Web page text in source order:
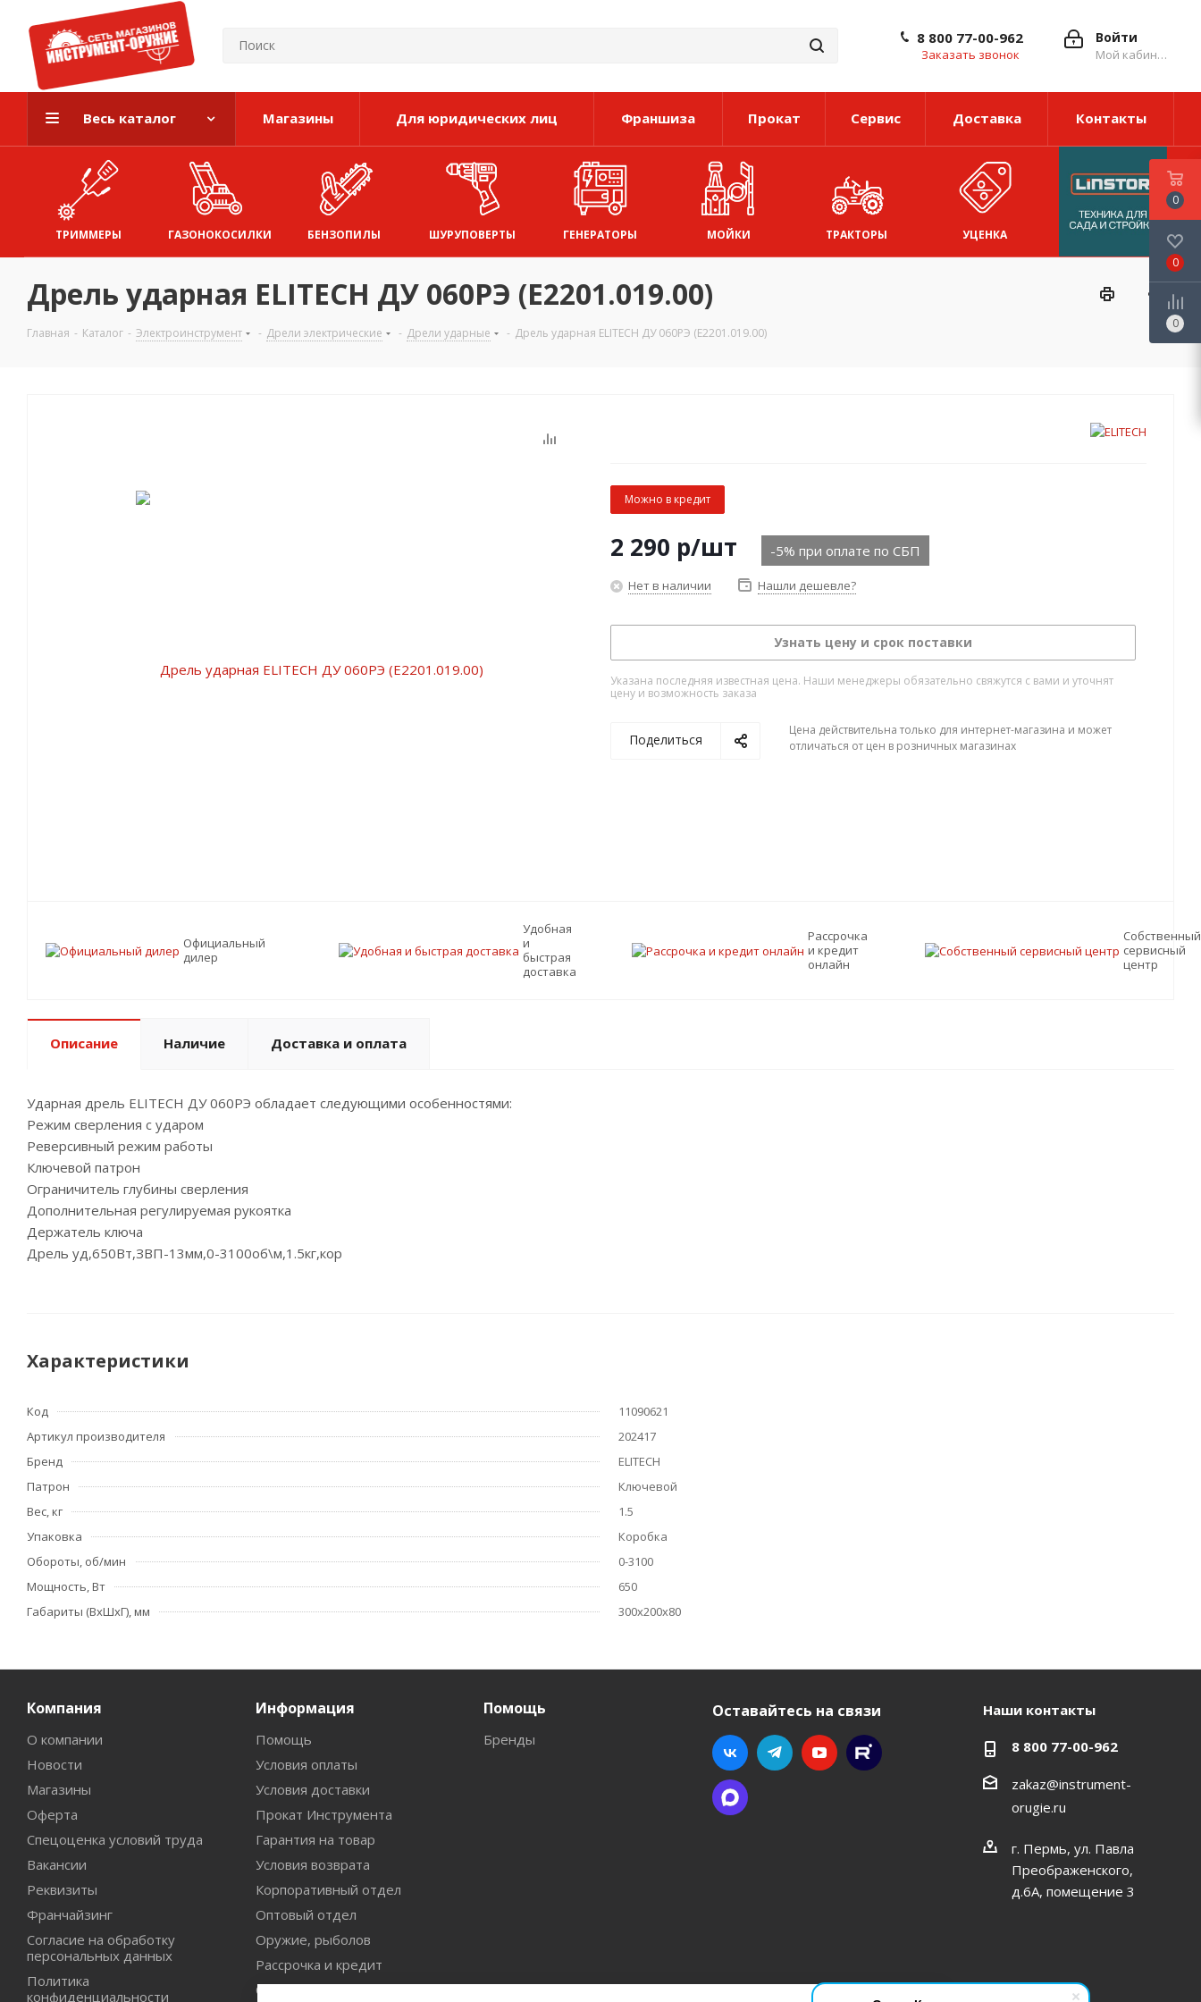
Войти
Мой кабинет
8 800 77-00-962
Заказать звонок
Весь каталог Магазины Для юридических лиц Франшиза Прокат Сервис Доставка Контакты
ТРИММЕРЫ ГАЗОНОКОСИЛКИ БЕНЗОПИЛЫ ШУРУПОВЕРТЫ ГЕНЕРАТОРЫ МОЙКИ ТРАКТОРЫ УЦЕНКА
Дрель ударная ELITECH ДУ 060РЭ (E2201.019.00)
Главная - Каталог - Электроинструмент - Дрели электрические - Дрели ударные - Дрель ударная ELITECH ДУ 060РЭ (E2201.019.00)
Можно в кредит
2 290 р/шт -5% при оплате по СБП
Нет в наличии Нашли дешевле?
Узнать цену и срок поставки
Указана последняя известная цена. Наши менеджеры обязательно свяжутся с вами и уточнят
цену и возможность заказа
Поделиться
Цена действительна только для интернет-магазина и может
отличаться от цен в розничных магазинах
Официальный
дилер
Удобная
и
быстрая
доставка
Рассрочка
и кредит
онлайн
Собственный
сервисный
центр
Описание Наличие Доставка и оплата
Ударная дрель ELITECH ДУ 060РЭ обладает следующими особенностями:
Режим сверления с ударом
Реверсивный режим работы
Ключевой патрон
Ограничитель глубины сверления
Дополнительная регулируемая рукоятка
Держатель ключа
Дрель уд,650Вт,ЗВП-13мм,0-3100об\м,1.5кг,кор
Характеристики
Код
11090621
Артикул производителя
202417
Бренд
ELITECH
Патрон
Ключевой
Вес, кг
1.5
Упаковка
Коробка
Обороты, об/мин
0-3100
Мощность, Вт
650
Габариты (ВхШхГ), мм
300х200х80
Компания
О компании
Новости
Магазины
Оферта
Спецоценка условий труда
Вакансии
Реквизиты
Франчайзинг
Согласие на обработку
персональных данных
Политика
конфиденциальности
Информация
Помощь
Условия оплаты
Условия доставки
Прокат Инструмента
Гарантия на товар
Условия возврата
Корпоративный отдел
Оптовый отдел
Оружие, рыболов
Рассрочка и кредит
Сертификаты дилерства
Помощь
Бренды
Оставайтесь на связи Наши контакты
8 800 77-00-962
zakaz@instrument-
orugie.ru
г. Пермь, ул. Павла
Преображенского,
д.6А, помещение 3
0
0
0